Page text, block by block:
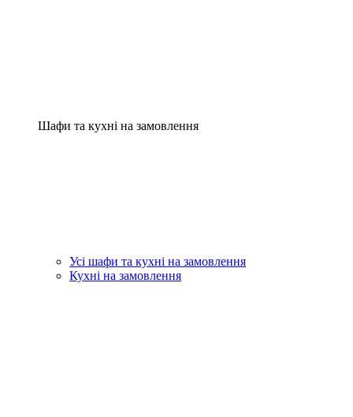
Шафи та кухні на замовлення
Усі шафи та кухні на замовлення
Кухні на замовлення